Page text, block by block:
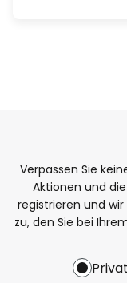
Verpassen Sie
Aktionen und
registrieren und
zu, den Sie bei